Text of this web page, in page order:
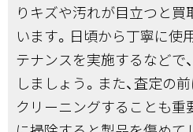
りキズや汚れが目立つと買
います。日頃から丁寧に使
テナンスを実施するなどで
しましょう。また、査定の
クリーニングすることも重